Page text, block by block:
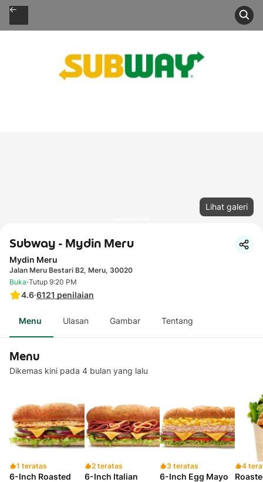
Lihat galeri
Subway - Mydin Meru
Mydin Meru
Jalan Meru Bestari B2, Meru, 30020
4.6·6121 penilaian
Buka·Tutup 9:20 PM
Menu Ulasan Gambar Tentang
Menu
Dikemas kini pada 4 bulan yang lalu
1 teratas
6-Inch Roasted
2 teratas
6-Inch Italian
3 teratas
6-Inch Egg Mayo
4